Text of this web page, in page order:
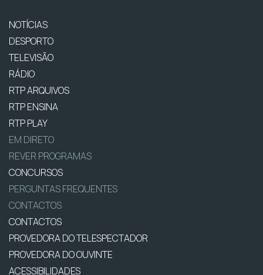
NOTÍCIAS
DESPORTO
TELEVISÃO
RÁDIO
RTP ARQUIVOS
RTP ENSINA
RTP PLAY
EM DIRETO
REVER PROGRAMAS
CONCURSOS
PERGUNTAS FREQUENTES
CONTACTOS
CONTACTOS
PROVEDORA DO TELESPECTADOR
PROVEDORA DO OUVINTE
ACESSIBILIDADES